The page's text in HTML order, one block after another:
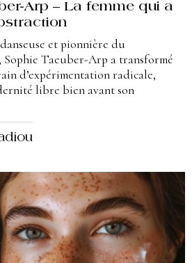
Arp – La femme qui a
et pionnière du
Sophie Taeuber-Arp a transformé
d’expérimentation radicale,
libre bien avant son